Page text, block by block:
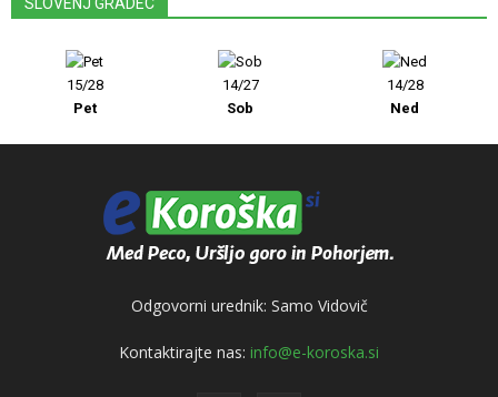
15/28
Pet
14/27
Sob
14/28
Ned
Odgovorni urednik: Samo Vidovič
Kontaktirajte nas: info@e-koroska.si